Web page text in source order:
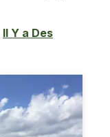
Il Y a Des